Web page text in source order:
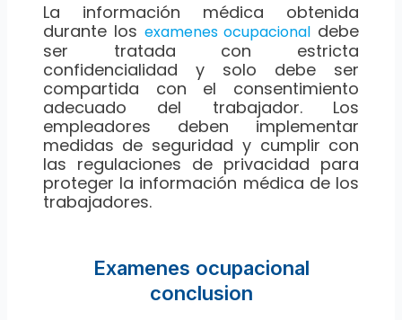
La información médica obtenida
durante los examenes ocupacional debe
ser tratada con estricta
confidencialidad y solo debe ser
compartida con el consentimiento
adecuado del trabajador. Los
empleadores deben implementar
medidas de seguridad y cumplir con
las regulaciones de privacidad para
proteger la información médica de los
trabajadores.
Examenes ocupacional
conclusion